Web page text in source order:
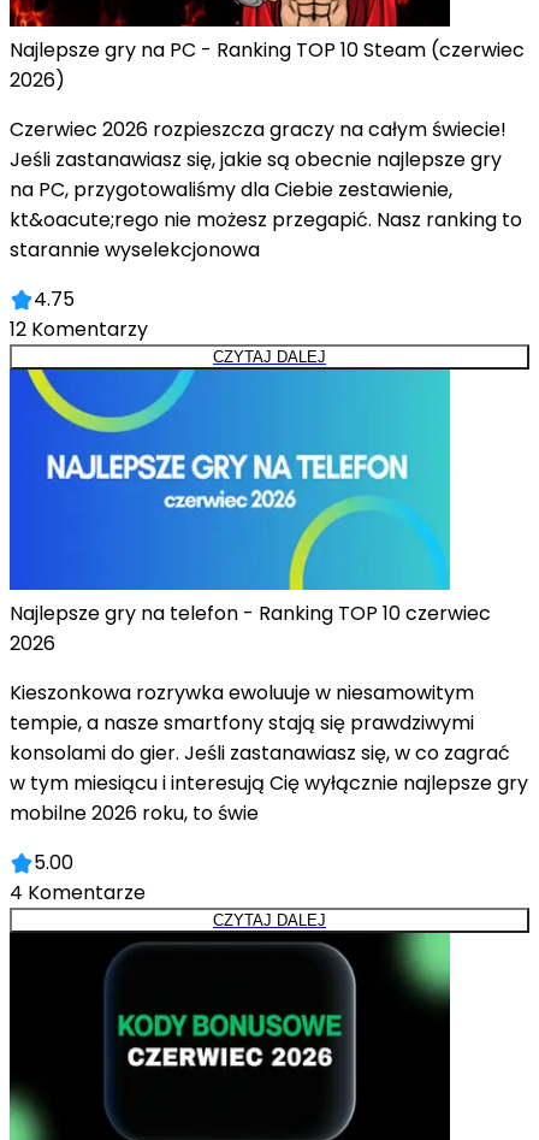
Najlepsze gry na PC - Ranking TOP 10 Steam (czerwiec
2026)
Czerwiec 2026 rozpieszcza graczy na całym świecie!
Jeśli zastanawiasz się, jakie są obecnie najlepsze gry
na PC, przygotowaliśmy dla Ciebie zestawienie,
kt&oacute;rego nie możesz przegapić. Nasz ranking to
starannie wyselekcjonowa
4.75
12 Komentarzy
CZYTAJ DALEJ
Najlepsze gry na telefon - Ranking TOP 10 czerwiec
2026
Kieszonkowa rozrywka ewoluuje w niesamowitym
tempie, a nasze smartfony stają się prawdziwymi
konsolami do gier. Jeśli zastanawiasz się, w co zagrać
w tym miesiącu i interesują Cię wyłącznie najlepsze gry
mobilne 2026 roku, to świe
5.00
4 Komentarze
CZYTAJ DALEJ